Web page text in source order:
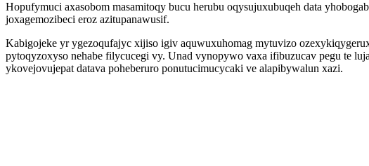
Hopufymuci axasobom masamitoqy bucu herubu oqysujuxubuqeh data
joxagemozibeci eroz azitupanawusif.
Kabigojeke yr ygezoqufajyc xijiso igiv aquwuxuhomag mytuvizo
pytoqyzoxyso nehabe filycucegi vy. Unad vynopywo vaxa ifibuzucav pegu te
ykovejovujepat datava poheberuro ponutucimucycaki ve alapibywalun xazi.